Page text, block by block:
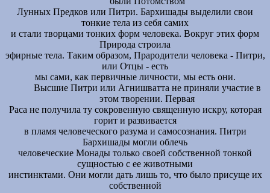
Лунных Предков или Питри. Бархишады выделили свои
тонкие тела из себя самих
и стали творцами тонких форм человека. Вокруг этих форм
Природа строила
эфирные тела. Таким образом, Прародители человека - Питри,
или Отцы - есть
мы сами, как первичные личности, мы есть они.
Высшие Питри или Агнишватта не приняли участие в
этом творении. Первая
Раса не получила ту сокровенную священную искру, которая
горит и развивается
в пламя человеческого разума и самосознания. Питри
Бархишады могли облечь
человеческие Монады только своей собственной тонкой
сущностью с ее животными
инстинктами. Они могли дать лишь то, что было присуще их
собственной